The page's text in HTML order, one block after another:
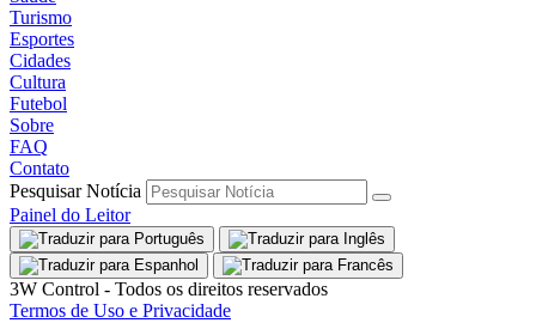
Turismo
Esportes
Cidades
Cultura
Futebol
Sobre
FAQ
Contato
Pesquisar Notícia
Painel do Leitor
3W Control - Todos os direitos reservados
Termos de Uso e Privacidade